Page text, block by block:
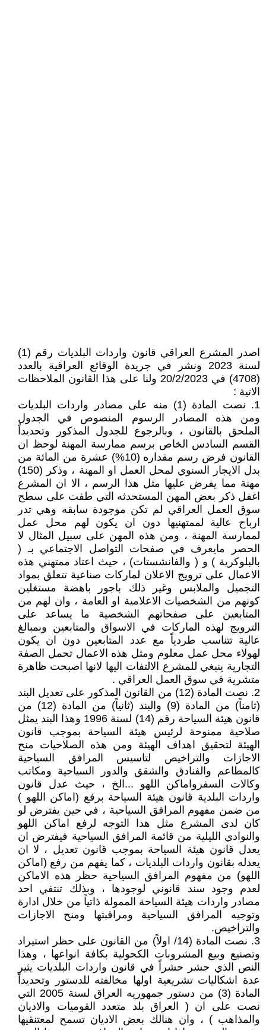
اصدر المشرع العراقي قانون واردات البلديات رقم (1)
لسنة 2023 ونشر في جريدة الوقائع العراقية بالعدد
(4708) في 20/2/2023 ولنا على هذا القانون الملاحظات
الاتية :
1. نصت المادة (1) منه على مصادر واردات البلديات
ومن هذه المصادر الرسوم المنصوص في الجدول
الملحق بالقانون ، وبالرجوع للجدول المذكور وتحديداً
القسم السادس الخاص برسم ممارسة المهنة لوحظ ان
القانون فرض رسم مقداره (10%) عشرة من المائة من
بدل الايجار السنوي لمحل العمل او المهنة ، وذكر (150)
مهنة مما يفرض عليها مثل هذا الرسم ، الا ان المشرع
اغفل ذكر بعض المهن المستحدثه التي طفت على سطح
سوق العمل العراقي لم تكن موجودة سابقه وهي تدر
ارباح عالية لممتهنيها دون ان يكون لهم محل عمل
لممارسة المهنة ، ومن هذه المهن على سبيل المثال لا
الحصر مايعرف في صفحات التواصل الاجتماعي بـ (
بالبلوكرية ) و ( والفانشستات) ، حيث اعتاد ممتهني هذه
الاعمال على ترويج الاعلان لماركات صناعية تتعلق بمواد
التجميل والملابس وغير ذلك باجور باهضة مستغلين
كونهم من الشخصيات الاعلامية او العامة ، وان لهم من
المتابعين على صفحاتهم الشخصية ما يساعد على
الترويج لهذه الماركات في الاسواق والمتابعين وبمبالغ
عالية تتناسب طردياً مع عدد المتابعين دون ان يكون
لهولاء محل عمل معلوم ومثل هذه الاعمال تحمل الصفة
التجارية ينبغي للمشرع الالتفات اليها لانها اصبحت ظاهرة
متشرية في سوق العمل العراقي .
2. نصت المادة (12) من القانون المذكور على تعديل البند
(ثامناً) من المادة (9) والبند (ثانياً) من المادة (12) من
قانون هيئة السياحة رقم (14) لسنة 1996 وهذا البند يمثل
صلاحية ممنوحة لرئيس هيئة السياحة بموجب قانون
الهيئة لتحقيق اهداف الهيئة ومن هذه الصلاحيات منح
الاجازات والتراخيص لتاسيس المرافق السياحية
كالمطاعم والفنادق والشقق والدور السياحية ومكاتب
وكالات السفرواماكن اللهو ...الخ ، حيث عدل قانون
واردات البلدية قانون هيئة السياحة برفع (اماكن اللهو )
من ضمن مفهوم المرافق السياحية ، في حين يفترض لو
كان لدى المشرع مثل هذا التوجه لرفع اماكن اللهو
والنوادي الليلية من قائمة المرافق السياحية فيفترض ان
يعدل قانون هيئة السياحة بموجب قانون تعديل ، لا ان
يعدله بقانون واردات البلديات ، كما يفهم من رفع (اماكن
اللهو) من مفهوم المرافق السياحية حظر هذه الاماكن
لعدم وجود سند قانوني لوجودها ، وبذلك تنتفي احد
مصادر واردات هيئة السياحة الممولة ذاتياً من خلال ادارة
وتوجيه المرافق السياحية ومراقبتها ومنح الاجازات
والتراخيص.
3. نصت المادة (14/ اولاً) من القانون على حظر استيراد
وتصنيع وبيع المشروبات الكحولية بكافة انواعها ، وهذا
النص الذي حشر حشراً في قانون واردات البلديات يثير
عدة اشكاليات تشريعية اولها مخالفته للدستور وتحديداً
المادة (3) من دستور جمهوريه العراق لسنة 2005 التي
نصت على ان ( العراق بلد متعدد القوميات والاديان
والمذاهب ) ، وان هنالك بعض الاديان تسمح لمعتنقيها